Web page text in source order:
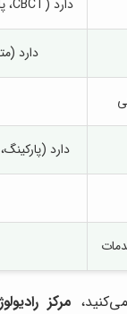
دارد (CBCT، پانورامیک دیجیتال، سفالومتری دیجیتال)
دارد
دارد
مرکز